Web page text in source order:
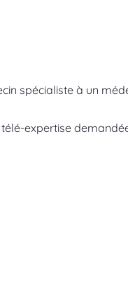
spécialiste à un
télé-expertise